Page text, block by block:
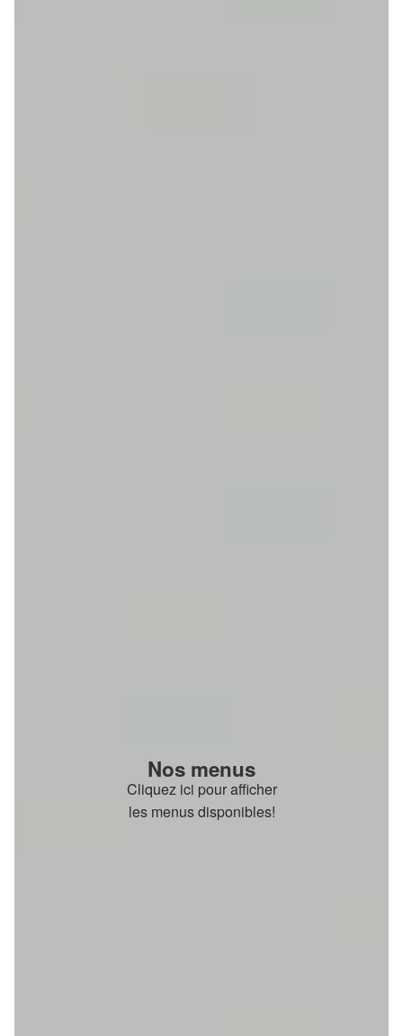
Nos menus
Cliquez ici pour afficher
les menus disponibles!